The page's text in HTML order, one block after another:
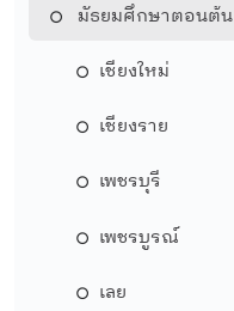
มัธยมศึกษาตอนต้น
เชียงใหม่
เชียงราย
เพชรบุรี
เพชรบูรณ์
เลย